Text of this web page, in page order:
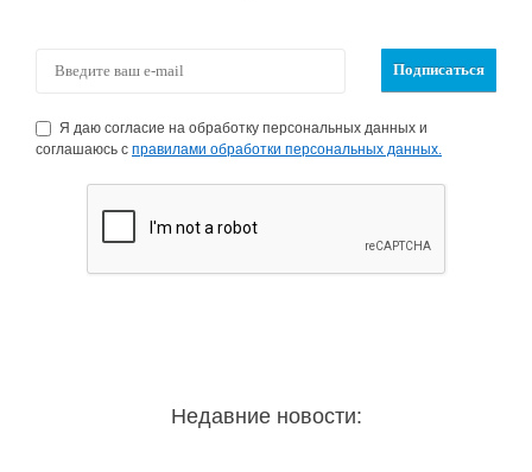
Я даю согласие на обработку персональных данных и
соглашаюсь с правилами обработки персональных данных.
Недавние новости: